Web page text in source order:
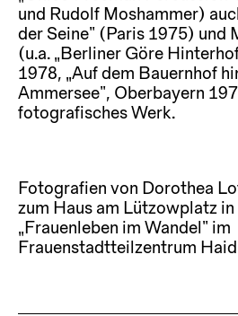
und Rudolf Moshammer)
der Seine“ (Paris 1975) und
(u.a. „Berliner Göre
1978, „Auf dem Bauernhof
Ammersee“, Oberbayern
fotografisches Werk.
Fotografien von Dorothea
zum Haus am Lützowplatz
„Frauenleben im Wandel“ im
Frauenstadtteilzentrum